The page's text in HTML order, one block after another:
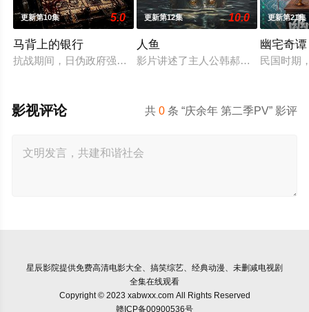
更新第10集 5.0
马背上的银行
抗战期间，日伪政府强行推广、使用由“中国准备银行”发行的
更新第12集 10.0
人鱼
影片讲述了主人公韩郝（樊少皇 饰
更新第21集
幽宅奇谭
民国时期
共0 条 “庆余年 第二季PV” 影评
影视评论
星辰影院提供免费高清电影大全、搞笑综艺、经典动漫、未删减电视剧
全集在线观看
Copyright © 2023 xabwxx.com All Rights Reserved
赣ICP备00900536号